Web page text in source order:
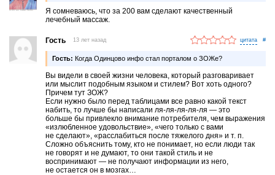
Я сомневаюcь, что за 200 вам сделают качественный
лечебный массаж.
Гость 13 лет назад #
Гость: Когда Одинцово инфо стал порталом о ЗОЖе?
Вы видели в своей жизни человека, который разговаривает
или мыслит подобным языком и стилем? Вот хоть одного?
Причем тут ЗОЖ?
Если нужно было перед таблицами все равно какой текст
набить, то лучше бы написали ля-ля-ля-ля-ля — это
больше бы привлекло внимание потребителя, чем выражения
«излюбленное удовольствие», «чего только с вами
не сделают», «расслабиться после тяжелого дня» и т. п.
Сложно объяснить тому, кто не понимает, но если люди так
не говорят и не думают, то они такой стиль и не
воспринимают — не получают информации из него,
не остается он в мозгах…